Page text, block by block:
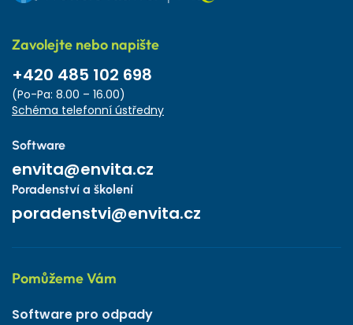
Zavolejte nebo napište
+420 485 102 698
(Po-Pa: 8.00 – 16.00)
Schéma telefonní ústředny
Software
envita@envita.cz
Poradenství a školení
poradenstvi@envita.cz
Pomůžeme Vám
Software pro odpady